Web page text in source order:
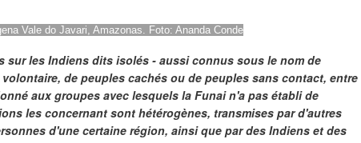
Vale do Javari, Amazonas. Foto: Ananda Conde
sur les Indiens dits isolés - aussi connus sous le nom de
de peuples cachés ou de peuples sans contact, entre
aux groupes avec lesquels la Funai n'a pas établi de
les concernant sont hétérogènes, transmises par d'autres
d'une certaine région, ainsi que par des Indiens et des